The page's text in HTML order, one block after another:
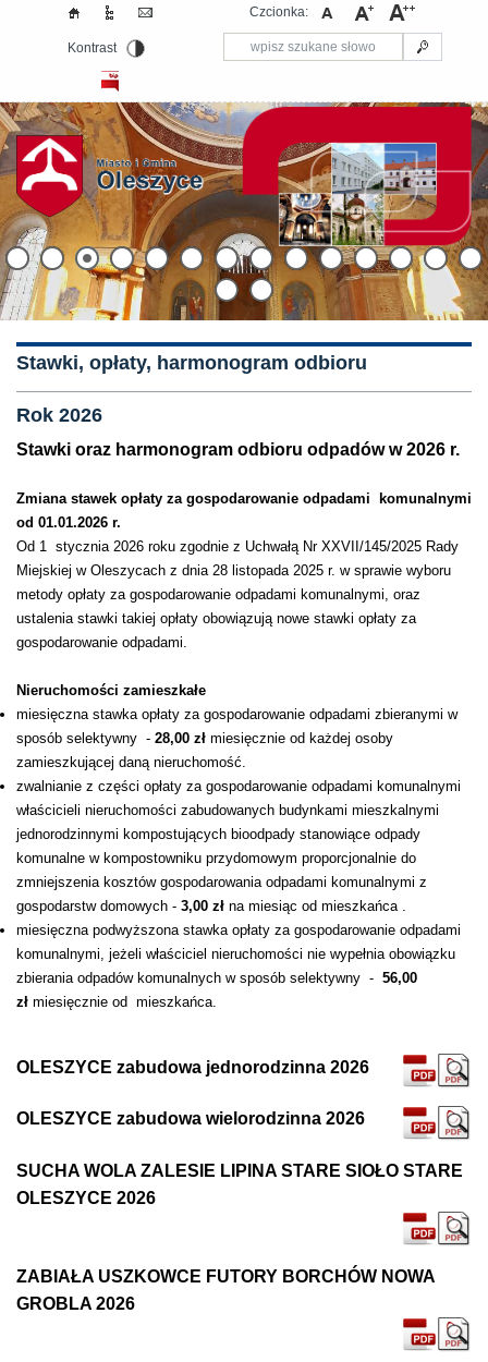
Czcionka:
Kontrast
Stawki, opłaty, harmonogram odbioru
Rok 2026
Stawki oraz harmonogram odbioru odpadów w 2026 r.
Zmiana stawek opłaty za gospodarowanie odpadami komunalnymi
od 01.01.2026 r.
Od 1 stycznia 2026 roku zgodnie z Uchwałą Nr XXVII/145/2025 Rady
Miejskiej w Oleszycach z dnia 28 listopada 2025 r. w sprawie wyboru
metody opłaty za gospodarowanie odpadami komunalnymi, oraz
ustalenia stawki takiej opłaty obowiązują nowe stawki opłaty za
gospodarowanie odpadami.
Nieruchomości zamieszkałe
miesięczna stawka opłaty za gospodarowanie odpadami zbieranymi w
sposób selektywny - 28,00 zł miesięcznie od każdej osoby
zamieszkującej daną nieruchomość.
zwalnianie z części opłaty za gospodarowanie odpadami komunalnymi
właścicieli nieruchomości zabudowanych budynkami mieszkalnymi
jednorodzinnymi kompostujących bioodpady stanowiące odpady
komunalne w kompostowniku przydomowym proporcjonalnie do
zmniejszenia kosztów gospodarowania odpadami komunalnymi z
gospodarstw domowych - 3,00 zł na miesiąc od mieszkańca .
miesięczna podwyższona stawka opłaty za gospodarowanie odpadami
komunalnymi, jeżeli właściciel nieruchomości nie wypełnia obowiązku
zbierania odpadów komunalnych w sposób selektywny - 56,00
zł miesięcznie od mieszkańca.
OLESZYCE zabudowa jednorodzinna 2026
OLESZYCE zabudowa wielorodzinna 2026
SUCHA WOLA ZALESIE LIPINA STARE SIOŁO STARE
OLESZYCE 2026
ZABIAŁA USZKOWCE FUTORY BORCHÓW NOWA
GROBLA 2026